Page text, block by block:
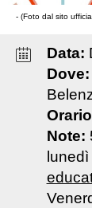
- (Foto dal sito
Data:
Dove:
Note: